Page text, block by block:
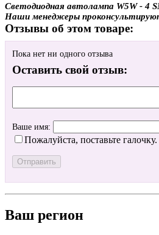
Светодиодная автолампа W5W - 4
Наши менеджеры
Отзывы об этом товаре:
Пока нет ни одного отзыва
Оставить свой отзыв:
Ваше имя:
Пожалуйста, поставьте галочку.
Ваш регион